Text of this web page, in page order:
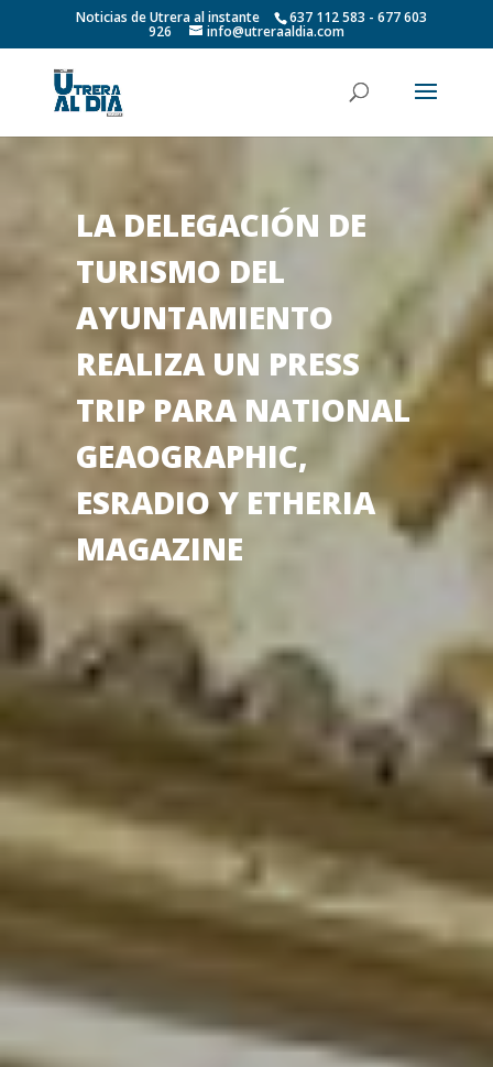
Noticias de Utrera al instante 637 112 583 - 677 603
926 info@utreraaldia.com
LA DELEGACIÓN DE
TURISMO DEL
AYUNTAMIENTO
REALIZA UN PRESS
TRIP PARA NATIONAL
GEAOGRAPHIC,
ESRADIO Y ETHERIA
MAGAZINE